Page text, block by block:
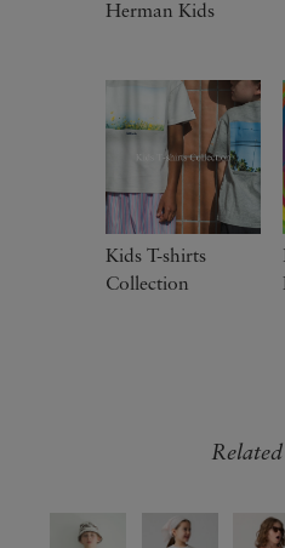
Herman Kids
Kids T-shirts
Collection